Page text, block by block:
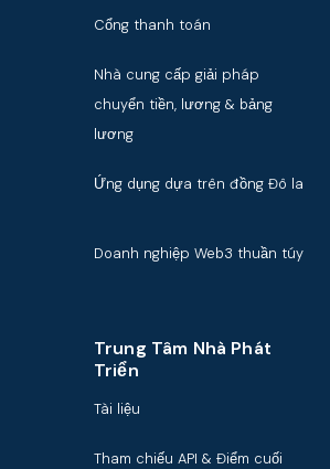
Cổng thanh toán
Nhà cung cấp giải pháp
chuyển tiền, lương & bảng
lương
Ứng dụng dựa trên đồng Đô la
Doanh nghiệp Web3 thuần túy
Trung Tâm Nhà Phát
Triển
Tài liệu
Tham chiếu API & Điểm cuối